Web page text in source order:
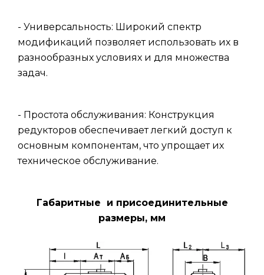
- Универсальность: Широкий спектр
модификаций позволяет использовать их в
разнообразных условиях и для множества
задач.
- Простота обслуживания: Конструкция
редукторов обеспечивает легкий доступ к
основным компонентам, что упрощает их
техническое обслуживание.
Габаритные и присоединительные
размеры, мм